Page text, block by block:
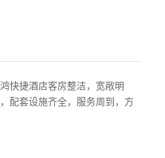
捷酒店客房整洁，宽敞明
配套设施齐全，服务周到，方